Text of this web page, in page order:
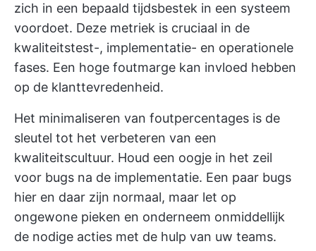
zich in een bepaald tijdsbestek in een systeem
voordoet. Deze metriek is cruciaal in de
kwaliteitstest-, implementatie- en operationele
fases. Een hoge foutmarge kan invloed hebben
op de klanttevredenheid.
Het minimaliseren van foutpercentages is de
sleutel tot het verbeteren van een
kwaliteitscultuur. Houd een oogje in het zeil
voor bugs na de implementatie. Een paar bugs
hier en daar zijn normaal, maar let op
ongewone pieken en onderneem onmiddellijk
de nodige acties met de hulp van uw teams.